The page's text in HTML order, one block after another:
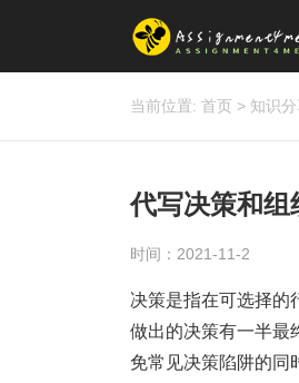
当前位置: 首页 > 知识
代写决策和
时间：2021-11-2
决策是指在可选择的
做出的决策有一半最
免常见决策陷阱的同